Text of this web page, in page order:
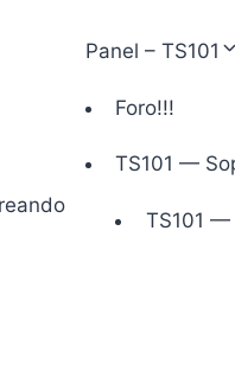
Panel – TS101
Foro!!!
TS101 —
TS101 —